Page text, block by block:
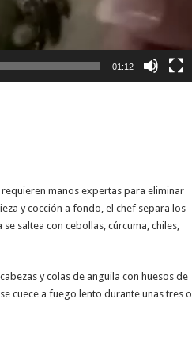
01:12
manos expertas para eliminar
y cocción a fondo, el chef separa los
saltea con cebollas, cúrcuma, chiles,
y colas de anguila con huesos de
cuece a fuego lento durante unas tres o